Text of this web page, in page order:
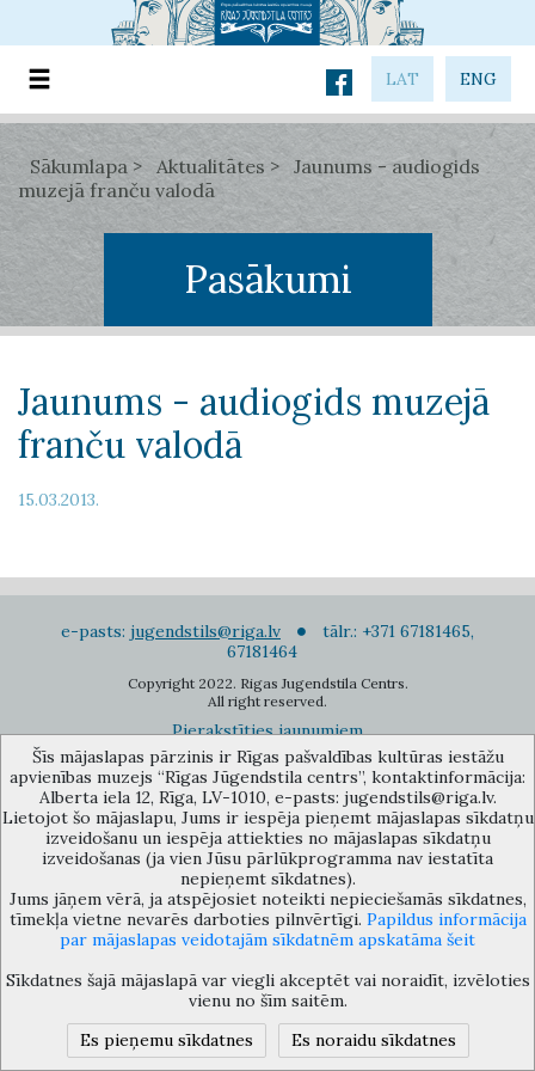
LAT ENG
Sākumlapa Aktualitātes
Jaunums - audiogids
muzejā franču valodā
Pasākumi
Jaunums - audiogids muzejā
franču valodā
15.03.2013.
e-pasts: jugendstils@riga.lv
tālr.: +371 67181465,
67181464
Copyright 2022. Rigas Jugendstila Centrs.
All right reserved.
Pierakstīties jaunumiem
Rīgas pašvaldības kultūras iestāžu apvienības muzejs “Rīgas Jūgendstila
centrs”, Alberta iela 12, Rīga, LV 1010, Latvija (durvju kods: 12),
jugendstils@riga.lv
Šīs mājaslapas pārzinis ir Rīgas pašvaldības kultūras iestāžu
apvienības muzejs “Rīgas Jūgendstila centrs”, kontaktinformācija:
Alberta iela 12, Rīga, LV-1010, e-pasts: jugendstils@riga.lv.
Lietojot šo mājaslapu, Jums ir iespēja pieņemt mājaslapas sīkdatņu
izveidošanu un iespēja attiekties no mājaslapas sīkdatņu
izveidošanas (ja vien Jūsu pārlūkprogramma nav iestatīta
nepieņemt sīkdatnes).
Jums jāņem vērā, ja atspējosiet noteikti nepieciešamās sīkdatnes,
tīmekļa vietne nevarēs darboties pilnvērtīgi. Papildus informācija
par mājaslapas veidotajām sīkdatnēm apskatāma šeit
Sīkdatnes šajā mājaslapā var viegli akceptēt vai noraidīt, izvēloties
vienu no šīm saitēm.
Es pieņemu sīkdatnes
Es noraidu sīkdatnes